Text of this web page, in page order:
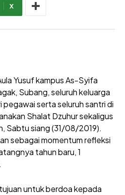
X
Yusuf kampus As-Syifa
Subang, seluruh keluarga
pegawai serta seluruh santri di
Shalat Dzuhur sekaligus
Sabtu siang (31/08/2019).
sebagai momentum refleksi
tahun baru, 1
untuk berdoa kepada